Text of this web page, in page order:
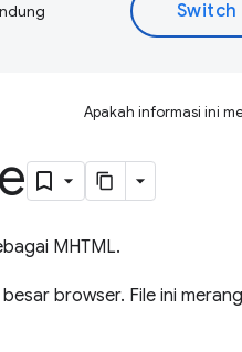
Apakah informasi ini
MHTML.
browser. File ini